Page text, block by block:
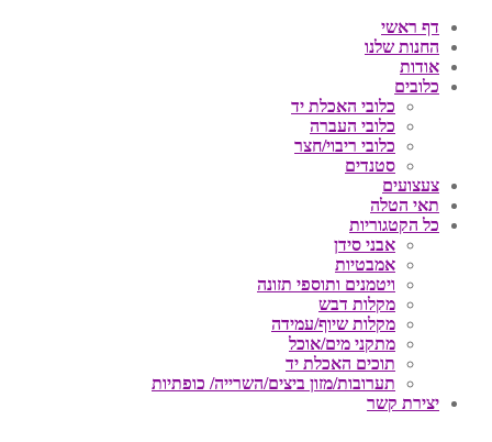
דף ראשי
החנות שלנו
אודות
כלובים
כלובי האכלת יד
כלובי העברה
כלובי ריבוי/חצר
סטנדים
צעצועים
תאי הטלה
כל הקטגוריות
אבני סידן
אמבטיות
ויטמנים ותוספי תזונה
מקלות דבש
מקלות שיוף/עמידה
מתקני מים/אוכל
תוכים האכלת יד
תערובות/מזון ביצים/השרייה/ כופתיות
יצירת קשר